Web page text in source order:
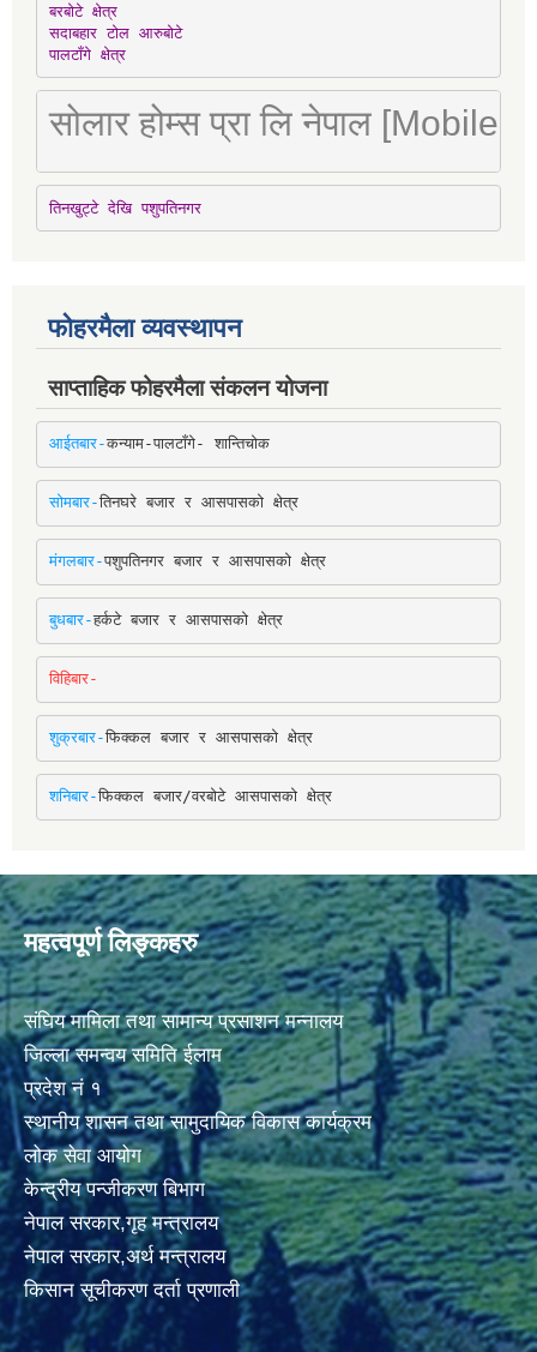
बरबोटे क्षेत्र
सदाबहार टोल आरुबोटे
पालटाँगे क्षेत्र
सोलार होम्स प्रा लि नेपाल [Mobile
तिनखुट्टे देखि पशुपतिनगर
फोहरमैला व्यवस्थापन
साप्ताहिक फोहरमैला संकलन योजना
आईतबार-कन्याम-पालटाँगे- शान्तिचोक
सोमबार-तिनघरे बजार र आसपासको क्षेत्र
मंगलबार-पशुपतिनगर बजार र आसपासको क्षेत्र
बुधबार-हर्कटे बजार र आसपासको क्षेत्र
विहिबार-
शुक्रबार-फिक्कल बजार र आसपासको क्षेत्र
शनिबार-फिक्कल बजार/वरबोटे आसपासको क्षेत्र
महत्वपूर्ण लिङ्कहरु
संघिय मामिला तथा सामान्य प्रसाशन मन्नालय
जिल्ला समन्वय समिति ईलाम
प्रदेश नं १
स्थानीय शासन तथा सामुदायिक विकास कार्यक्रम
लोक सेवा आयोग
केन्द्रीय पन्जीकरण बिभाग
नेपाल सरकार,गृह मन्त्रालय
नेपाल सरकार,अर्थ मन्त्रालय
किसान सूचीकरण दर्ता प्रणाली